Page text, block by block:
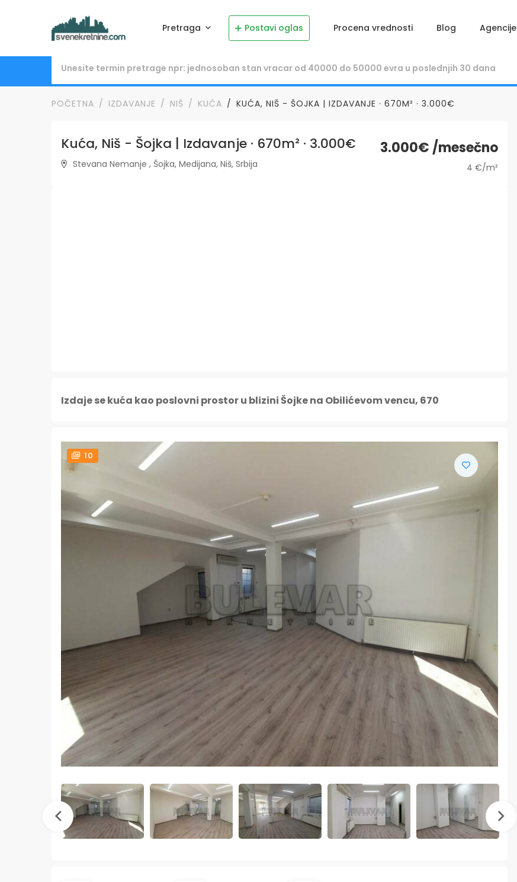
Pretraga Postavi oglas Procena vrednosti Blog Agencije
POČETNA IZDAVANJE NIŠ KUĆA KUĆA, NIŠ - ŠOJKA | IZDAVANJE · 670M² · 3.000€
Kuća, Niš - Šojka | Izdavanje · 670m² · 3.000€
Stevana Nemanje , Šojka, Medijana, Niš, Srbija
3.000€ /mesečno
4 €/m²
Izdaje se kuća kao poslovni prostor u blizini Šojke na Obilićevom vencu, 670
10